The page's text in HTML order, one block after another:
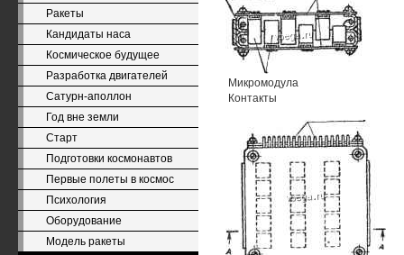
Ракеты
Кандидаты наса
Космическое будущее
Разработка двигателей
Сатурн-аполлон
Год вне земли
Старт
Подготовки космонавтов
Первые полеты в космос
Психология
Оборудование
Модель ракеты
Микромодула
Контакты